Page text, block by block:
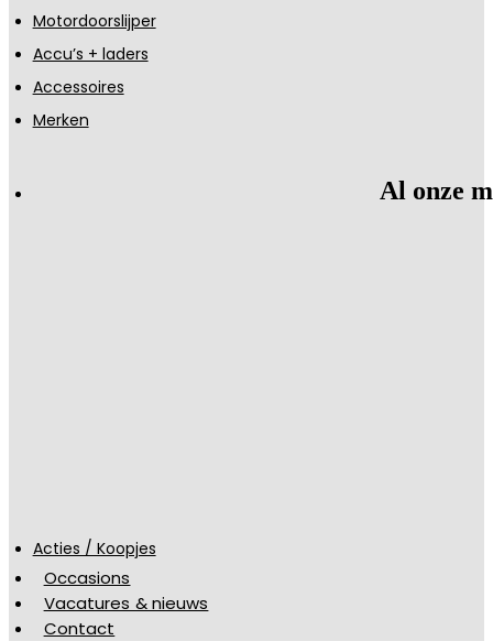
Motordoorslijper
Accu’s + laders
Accessoires
Merken
Al onze
Acties / Koopjes
Occasions
Vacatures & nieuws
Contact